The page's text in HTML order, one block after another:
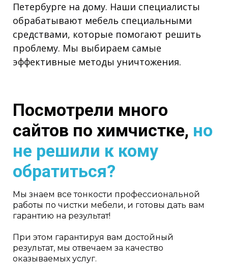
Петербурге на дому. Наши специалисты
обрабатывают мебель специальными
средствами, которые помогают решить
проблему. Мы выбираем самые
эффективные методы уничтожения.
Посмотрели много
сайтов по химчистке, но
не решили к кому
обратиться?
Мы знаем все тонкости профессиональной
работы по чистки мебели, и готовы дать вам
гарантию на результат!
При этом гарантируя вам достойный
результат, мы отвечаем за качество
оказываемых услуг.